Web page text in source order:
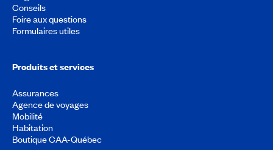
Conseils
Foire aux questions
Formulaires utiles
Produits et services
Assurances
Agence de voyages
Mobilité
Habitation
Boutique CAA-Québec